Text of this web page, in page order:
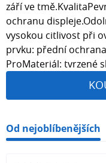
září ve
ochranu
vysokou citlivost při
prvku: přední
ProMateriál: tvrzené
Od nejoblíbenějších